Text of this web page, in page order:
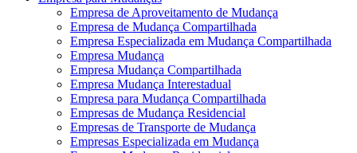
Empresa de Aproveitamento de Mudança
Empresa de Mudança Compartilhada
Empresa Especializada em Mudança Compartilhada
Empresa Mudança
Empresa Mudança Compartilhada
Empresa Mudança Interestadual
Empresa para Mudança Compartilhada
Empresas de Mudança Residencial
Empresas de Transporte de Mudança
Empresas Especializada em Mudança